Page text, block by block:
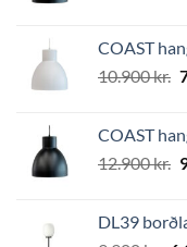
COAST
10.900kr.
COAST
12.900kr.
DL39